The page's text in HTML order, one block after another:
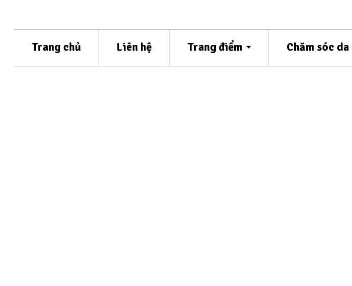
Trang chủ Liên hệ Trang điểm Chăm sóc da